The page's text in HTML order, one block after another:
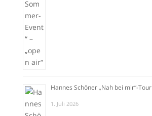
Hannes Schöner „Nah bei mir“-Tour
1. Juli 2026